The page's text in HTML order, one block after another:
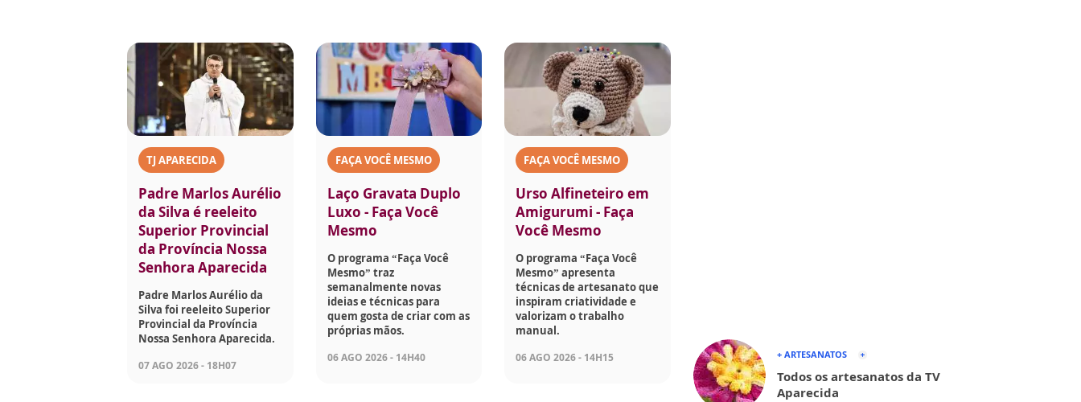
TJ APARECIDA
Padre Marlos Aurélio
da Silva é reeleito
Superior Provincial
da Província Nossa
Senhora Aparecida
Padre Marlos Aurélio da
Silva foi reeleito Superior
Provincial da Província
Nossa Senhora Aparecida.
07 AGO 2026 - 18H07
FAÇA VOCÊ MESMO
Laço Gravata Duplo
Luxo - Faça Você
Mesmo
O programa “Faça Você
Mesmo” traz
semanalmente novas
ideias e técnicas para
quem gosta de criar com as
próprias mãos.
06 AGO 2026 - 14H40
FAÇA VOCÊ MESMO
Urso Alfineteiro em
Amigurumi - Faça
Você Mesmo
O programa “Faça Você
Mesmo” apresenta
técnicas de artesanato que
inspiram criatividade e
valorizam o trabalho
manual.
06 AGO 2026 - 14H15 + ARTESANATOS
Todos os artesanatos da TV
Aparecida